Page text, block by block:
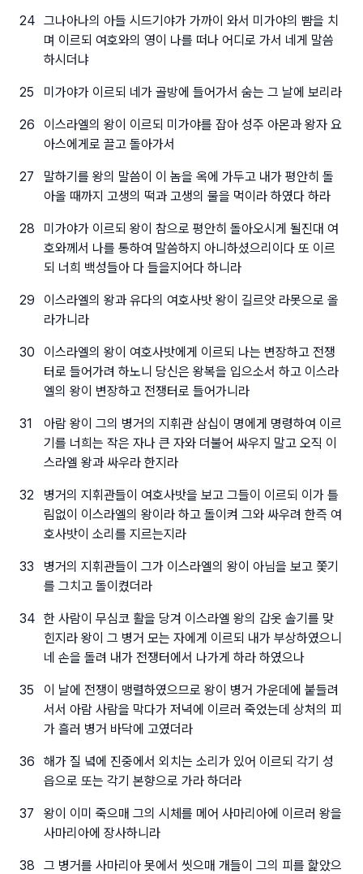
24 그나아나의 아들 시드기야가 가까이 와서 미가야의 뺨을 치
며 이르되 여호와의 영이 나를 떠나 어디로 가서 네게 말씀
하시더냐
25 미가야가 이르되 네가 골방에 들어가서 숨는 그 날에 보리라
26
이스라엘의 왕이 이르되 미가야를 잡아 성주 아몬과 왕자 요
아스에게로 끌고 돌아가서
27
말하기를 왕의 말씀이 이 놈을 옥에 가두고 내가 평안히 돌
아올 때까지 고생의 떡과 고생의 물을 먹이라 하였다 하라
28
미가야가 이르되 왕이 참으로 평안히 돌아오시게 될진대 여
호와께서 나를 통하여 말씀하지 아니하셨으리이다 또 이르
되 너희 백성들아 다 들을지어다 하니라
29
이스라엘의 왕과 유다의 여호사밧 왕이 길르앗 라못으로 올
라가니라
30
이스라엘의 왕이 여호사밧에게 이르되 나는 변장하고 전쟁
터로 들어가려 하노니 당신은 왕복을 입으소서 하고 이스라
엘의 왕이 변장하고 전쟁터로 들어가니라
31
아람 왕이 그의 병거의 지휘관 삼십이 명에게 명령하여 이르
기를 너희는 작은 자나 큰 자와 더불어 싸우지 말고 오직 이
스라엘 왕과 싸우라 한지라
32
병거의 지휘관들이 여호사밧을 보고 그들이 이르되 이가 틀
림없이 이스라엘의 왕이라 하고 돌이켜 그와 싸우려 한즉 여
호사밧이 소리를 지르는지라
33
병거의 지휘관들이 그가 이스라엘의 왕이 아님을 보고 쫓기
를 그치고 돌이켰더라
34 한 사람이 무심코 활을 당겨 이스라엘 왕의 갑옷 솔기를 맞
힌지라 왕이 그 병거 모는 자에게 이르되 내가 부상하였으니
네 손을 돌려 내가 전쟁터에서 나가게 하라 하였으나
35
이 날에 전쟁이 맹렬하였으므로 왕이 병거 가운데에 붙들려
서서 아람 사람을 막다가 저녁에 이르러 죽었는데 상처의 피
가 흘러 병거 바닥에 고였더라
36
해가 질 녘에 진중에서 외치는 소리가 있어 이르되 각기 성
읍으로 또는 각기 본향으로 가라 하더라
37
왕이 이미 죽으매 그의 시체를 메어 사마리아에 이르러 왕을
사마리아에 장사하니라
38
그 병거를 사마리아 못에서 씻으매 개들이 그의 피를 핥았으